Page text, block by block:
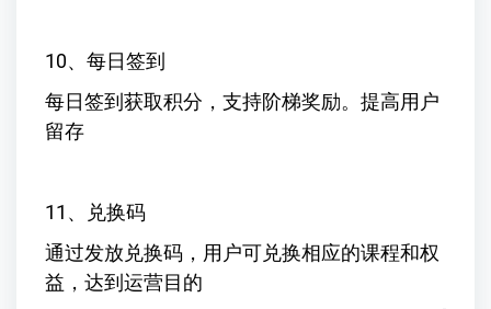
10、每日签到
每日签到获取积分，支持阶梯奖励。提高用户
留存
11、兑换码
通过发放兑换码，用户可兑换相应的课程和权
益，达到运营目的